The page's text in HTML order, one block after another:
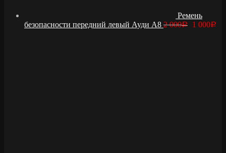
Ремень
безопасности передний левый Ауди А8 2 000Р 1 000Р